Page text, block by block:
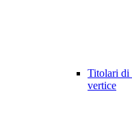
Titolari di
vertice